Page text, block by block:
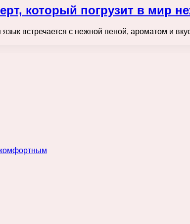
который погрузит в мир
встречается с нежной пеной, ароматом и
комфортным